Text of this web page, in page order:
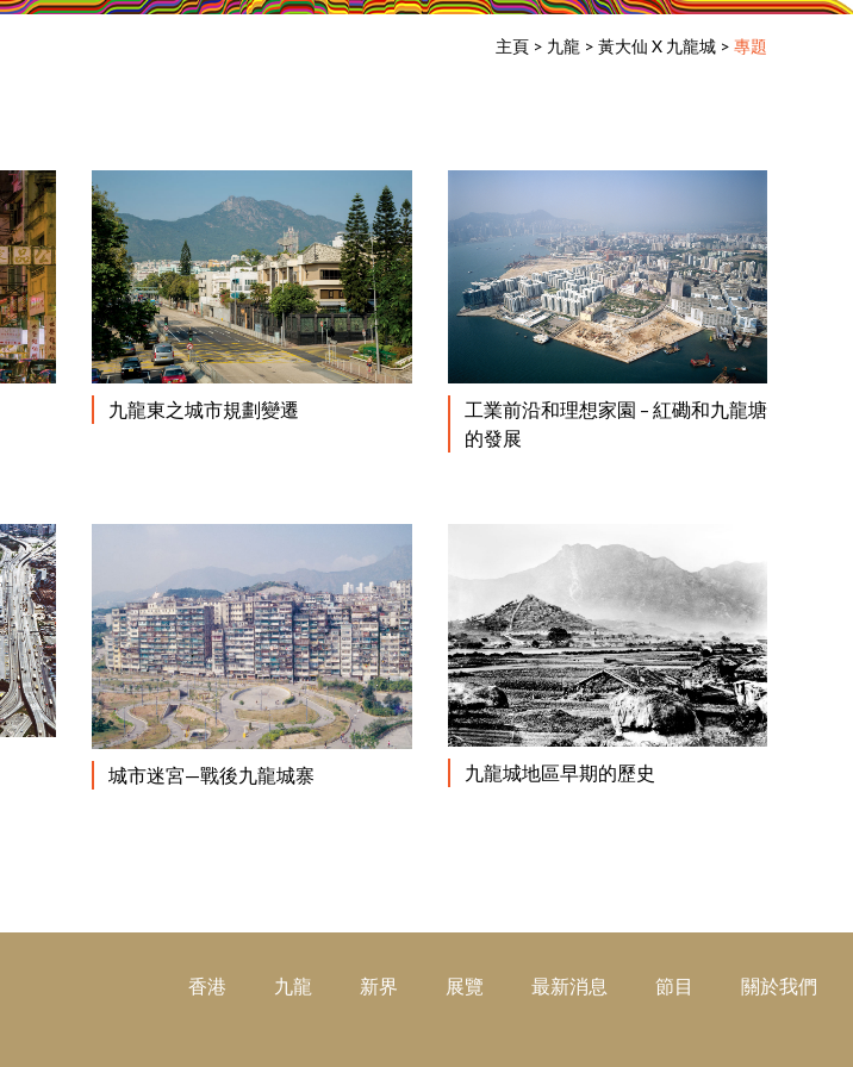
主頁 > 九龍 > 黃大仙 X 九龍城 > 專題
九龍東之城市規劃變遷 閱讀更多
工業前沿和理想家園 – 紅磡和九龍塘
的發展
閱讀更多
城市迷宮—戰後九龍城寨 九龍城地區早期的歷史
香港 九龍 新界 展覽 最新消息 節目 關於我們